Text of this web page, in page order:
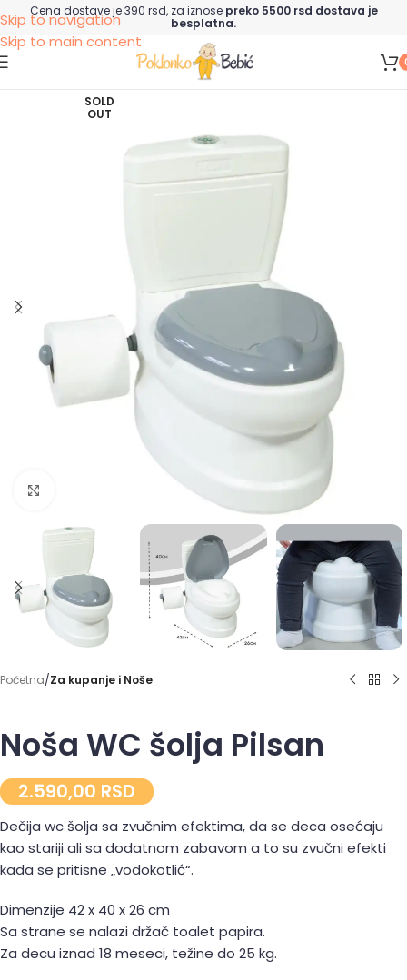
Skip to navigation
Skip to main content
Cena dostave je 390 rsd, za iznose preko 5500 rsd dostava je
besplatna.
SOLD
OUT
Početna Za kupanje i Noše
Noša WC šolja Pilsan
2.590,00 RSD
Dečija wc šolja sa zvučnim efektima, da se deca osećaju
kao stariji ali sa dodatnom zabavom a to su zvučni efekti
kada se pritisne „vodokotlić“.
Dimenzije 42 x 40 x 26 cm
Sa strane se nalazi držač toalet papira.
Za decu iznad 18 meseci, težine do 25 kg.